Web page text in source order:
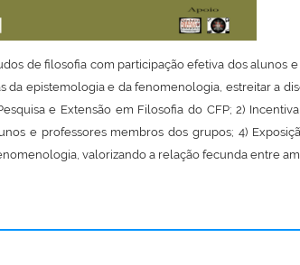
defilosofia com participação efetiva dos alunos
da epistemologia e da fenomenologia, estreitar a
e Extensão em Filosofia do CFP; 2)
e professores membros dos grupos; 4)
valorizando a relação fecunda entre